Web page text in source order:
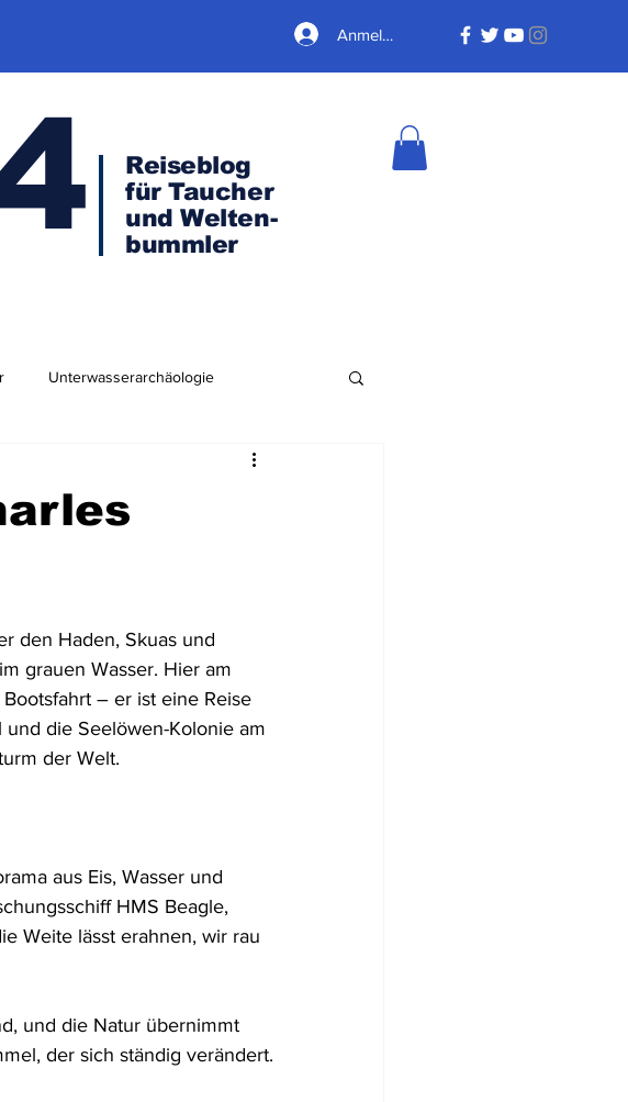
Anmelden
Reiseblog
für Taucher
und Welten-
bummler
Unterwasserarchäologie
Puerto Rico US Virgin Islands
Vereinigte Arabische Emirate
den Haden, Skuas und
grauen Wasser. Hier am
– er ist eine Reise
die Seelöwen-Kolonie am
der Welt.
aus Eis, Wasser und
HMS Beagle,
Weite lässt erahnen, wir rau
und die Natur übernimmt
der sich ständig verändert.